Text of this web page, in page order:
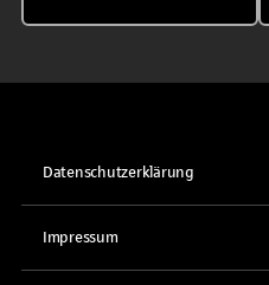
Datenschutzerklärung
Impressum